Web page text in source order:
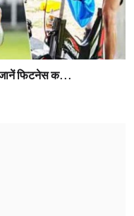
जानें फिटनेस क...